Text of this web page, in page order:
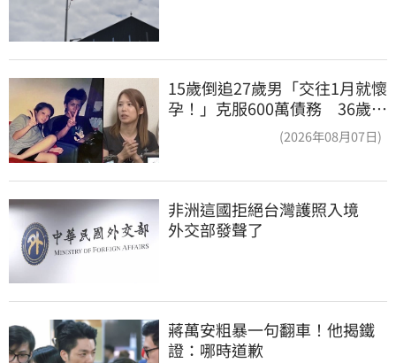
15歲倒追27歲男「交往1月就懷
孕！」克服600萬債務 36歲美
(2026年08月07日)
非洲這國拒絕台灣護照入境
外交部發聲了
蔣萬安粗暴一句翻車！他揭鐵
證：哪時道歉